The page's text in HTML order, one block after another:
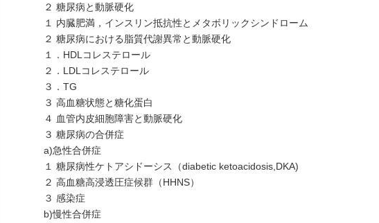
２ 糖尿病と動脈硬化
１ 内臓肥満，インスリン抵抗性とメタボリックシンドローム
２ 糖尿病における脂質代謝異常と動脈硬化
１．HDLコレステロール
２．LDLコレステロール
３．TG
３ 高血糖状態と糖化蛋白
４ 血管内皮細胞障害と動脈硬化
３ 糖尿病の合併症
a)急性合併症
１ 糖尿病性ケトアシドーシス（diabetic ketoacidosis,DKA)
２ 高血糖高浸透圧症候群（HHNS）
３ 感染症
b)慢性合併症